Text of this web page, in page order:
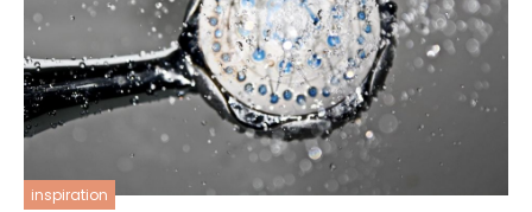
inspiration